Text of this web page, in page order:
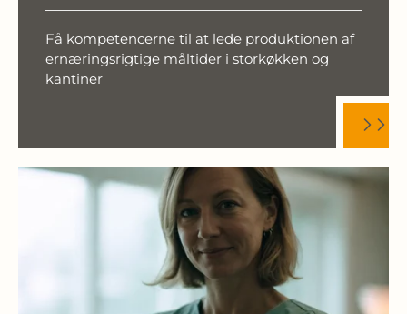
Få kompetencerne til at lede produktionen af
ernæringsrigtige måltider i storkøkken og
kantiner